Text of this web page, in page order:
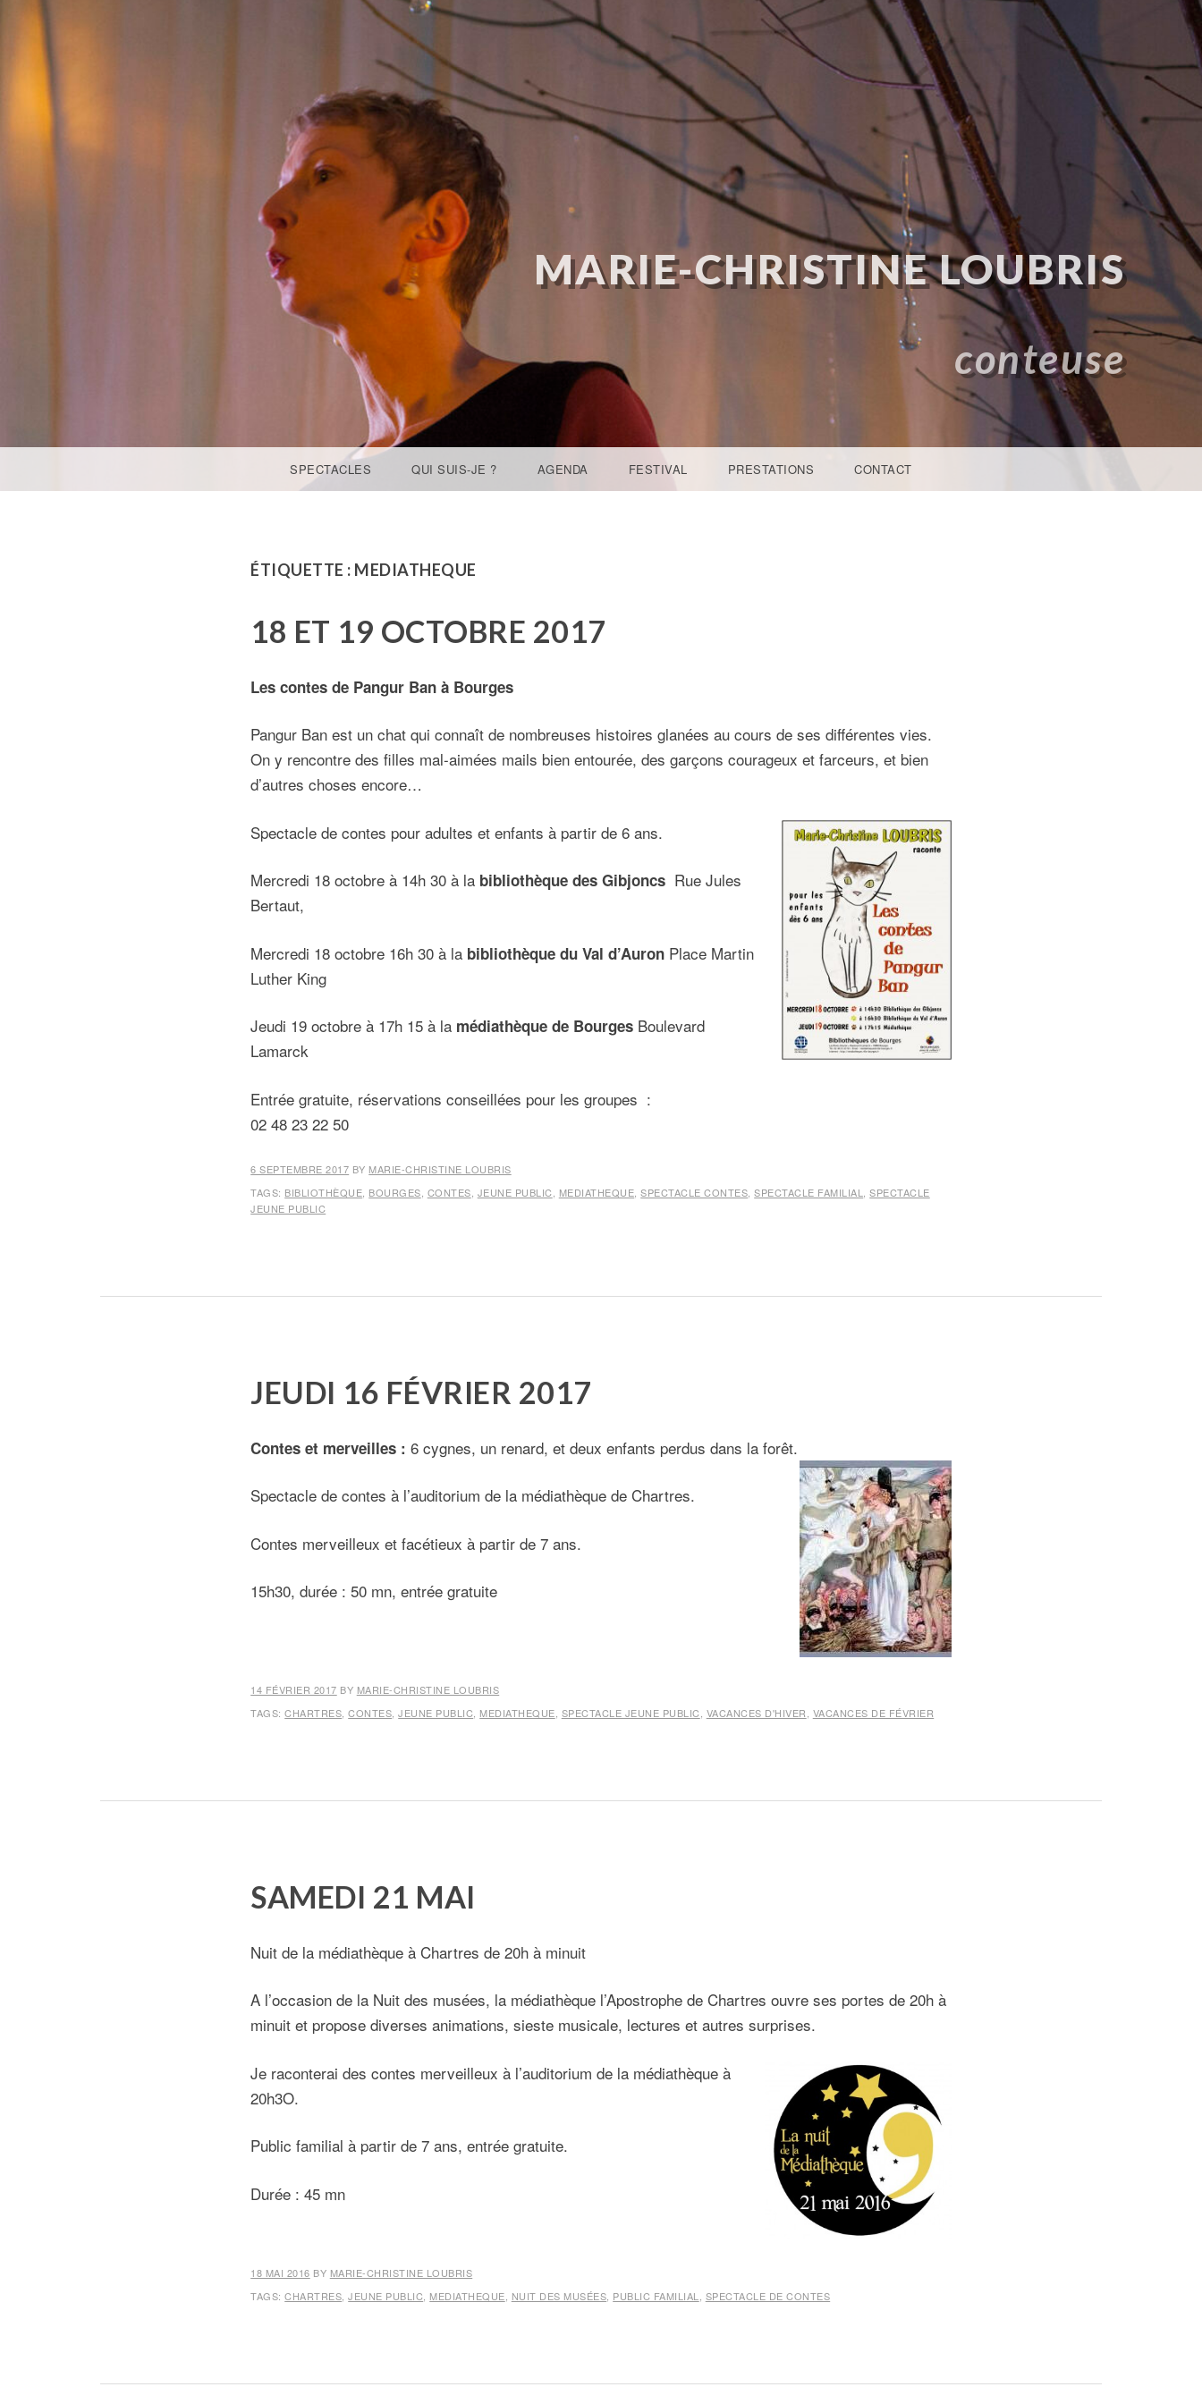
MARIE-CHRISTINE LOUBRIS
conteuse
SPECTACLES QUI SUIS-JE ? AGENDA FESTIVAL PRESTATIONS CONTACT
ÉTIQUETTE : MEDIATHEQUE
18 ET 19 OCTOBRE 2017
Les contes de Pangur Ban à Bourges
Pangur Ban est un chat qui connaît de nombreuses histoires glanées au cours de ses différentes vies.
On y rencontre des filles mal-aimées mails bien entourée, des garçons courageux et farceurs, et bien
d’autres choses encore…
Spectacle de contes pour adultes et enfants à partir de 6 ans.
Mercredi 18 octobre à 14h 30 à la bibliothèque des Gibjoncs Rue Jules
Bertaut,
Mercredi 18 octobre 16h 30 à la bibliothèque du Val d’Auron Place Martin
Luther King
Jeudi 19 octobre à 17h 15 à la médiathèque de Bourges Boulevard
Lamarck
Entrée gratuite, réservations conseillées pour les groupes :
02 48 23 22 50
6 SEPTEMBRE 2017 BY MARIE-CHRISTINE LOUBRIS
TAGS: BIBLIOTHÈQUE BOURGES CONTES JEUNE PUBLIC MEDIATHEQUE ,SPECTACLE CONTES ,SPECTACLE FAMILIAL ,SPECTACLE
JEUNE PUBLIC
JEUDI 16 FÉVRIER 2017
Contes et merveilles :6 cygnes, un renard, et deux enfants perdus dans la forêt.
Spectacle de contes à l’auditorium de la médiathèque de Chartres.
Contes merveilleux et facétieux à partir de 7 ans.
15h30, durée : 50 mn, entrée gratuite
14 FÉVRIER 2017 BY MARIE-CHRISTINE LOUBRIS
TAGS:CHARTRES ,CONTES ,JEUNE PUBLIC MEDIATHEQUE SPECTACLE JEUNE PUBLIC VACANCES D'HIVER VACANCES DE FÉVRIER
SAMEDI 21 MAI
Nuit de la médiathèque à Chartres de 20h à minuit
A l’occasion de la Nuit des musées, la médiathèque l’Apostrophe de Chartres ouvre ses portes de 20h à
minuit et propose diverses animations, sieste musicale, lectures et autres surprises.
Je raconterai des contes merveilleux à l’auditorium de la médiathèque à
20h3O.
Public familial à partir de 7 ans, entrée gratuite.
Durée : 45 mn
18 MAI 2016 BY MARIE-CHRISTINE LOUBRIS
TAGS:CHARTRES ,JEUNE PUBLIC MEDIATHEQUE NUIT DES MUSÉES PUBLIC FAMILIAL SPECTACLE DE CONTES